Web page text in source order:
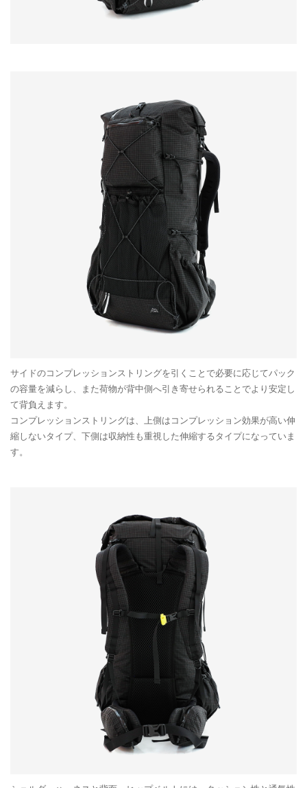
サイドのコンプレッションストリングを引くことで必要に応じてパック
の容量を減らし、また荷物が背中側へ引き寄せられることでより安定し
て背負えます。
コンプレッションストリングは、上側はコンプレッション効果が高い伸
縮しないタイプ、下側は収納性も重視した伸縮するタイプになっていま
す。